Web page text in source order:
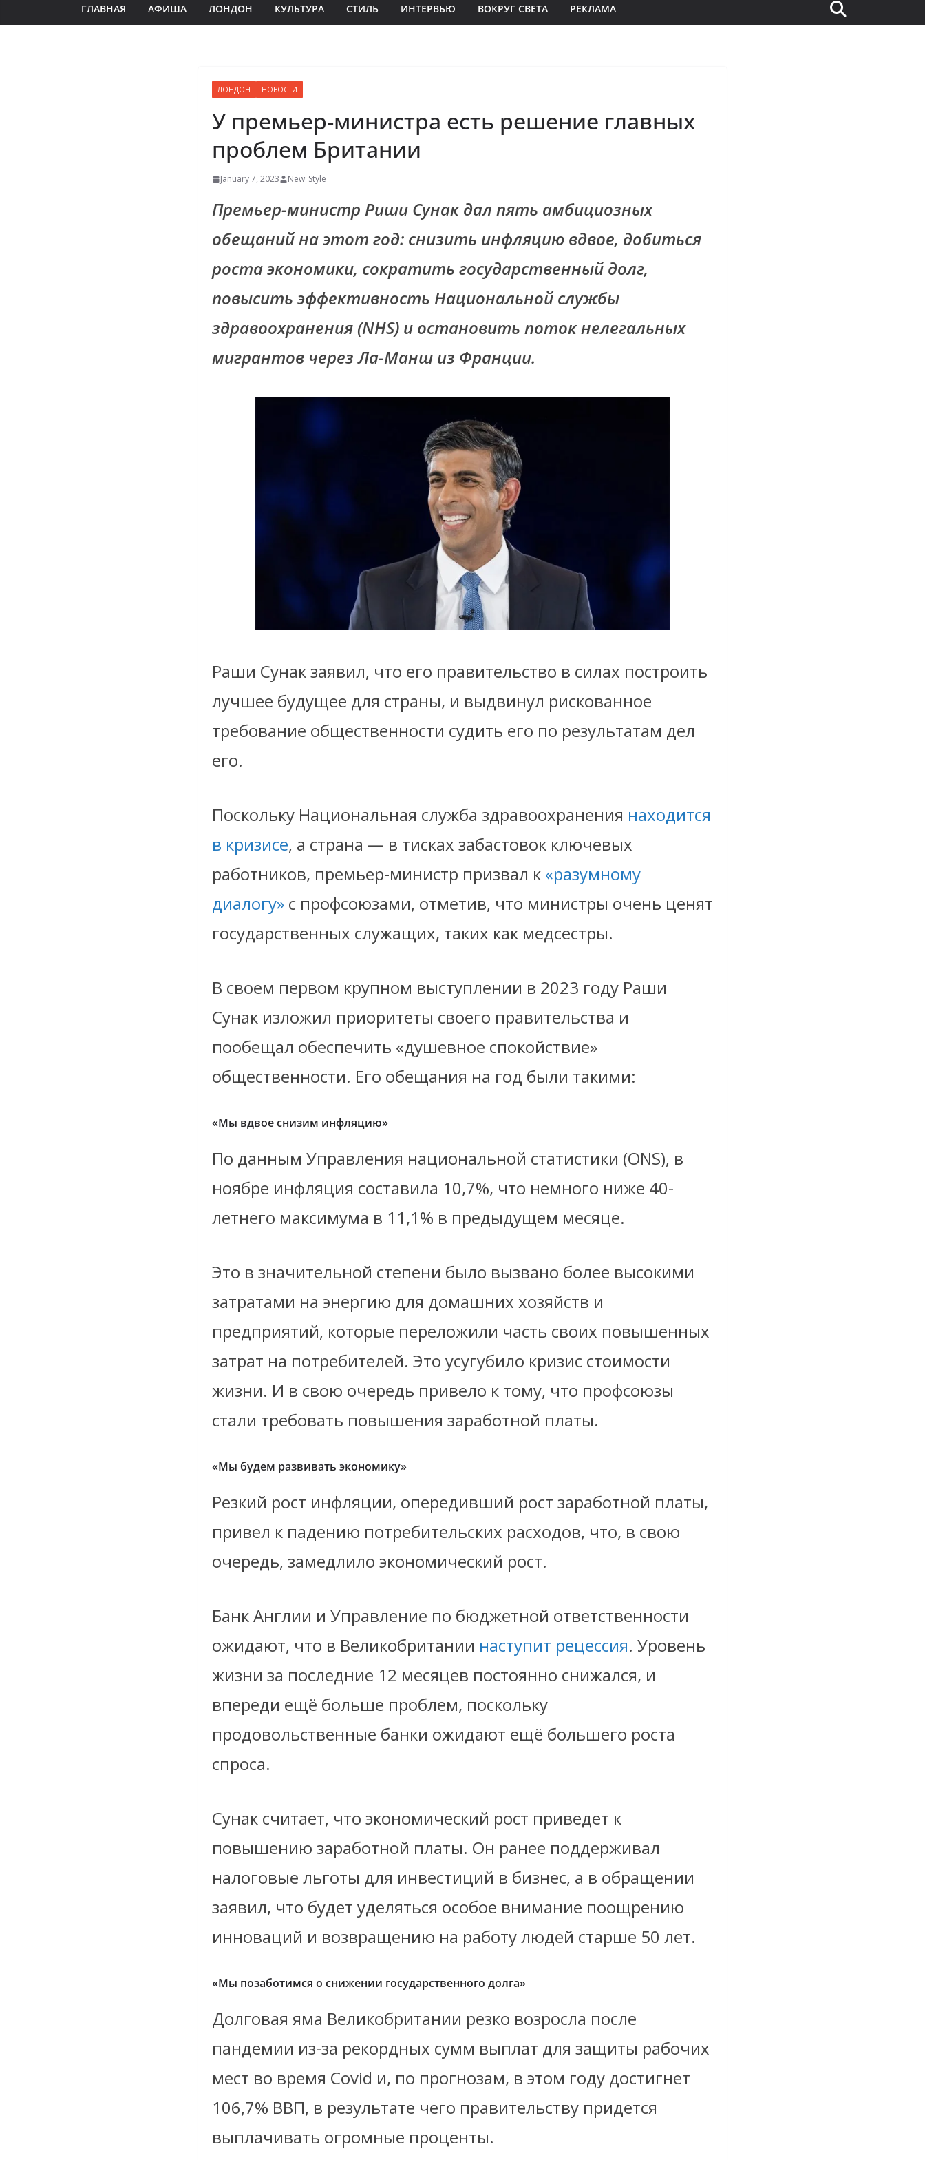
ГЛАВНАЯ АФИША ЛОНДОН КУЛЬТУРА СТИЛЬ ИНТЕРВЬЮ ВОКРУГ СВЕТА РЕКЛАМА
ЛОНДОН НОВОСТИ
У премьер-министра есть решение главных
проблем Британии
January 7, 2023 New_Style
Премьер-министр Риши Сунак дал пять амбициозных
обещаний на этот год: снизить инфляцию вдвое, добиться
роста экономики, сократить государственный долг,
повысить эффективность Национальной службы
здравоохранения (NHS) и остановить поток нелегальных
мигрантов через Ла-Манш из Франции.
Раши Сунак заявил, что его правительство в силах построить
лучшее будущее для страны, и выдвинул рискованное
требование общественности судить его по результатам дел
его.
Поскольку Национальная служба здравоохранения находится
в кризисе, а страна — в тисках забастовок ключевых
работников, премьер-министр призвал к «разумному
диалогу» с профсоюзами, отметив, что министры очень ценят
государственных служащих, таких как медсестры.
В своем первом крупном выступлении в 2023 году Раши
Сунак изложил приоритеты своего правительства и
пообещал обеспечить «душевное спокойствие»
общественности. Его обещания на год были такими:
«Мы вдвое снизим инфляцию»
По данным Управления национальной статистики (ONS), в
ноябре инфляция составила 10,7%, что немного ниже 40-
летнего максимума в 11,1% в предыдущем месяце.
Это в значительной степени было вызвано более высокими
затратами на энергию для домашних хозяйств и
предприятий, которые переложили часть своих повышенных
затрат на потребителей. Это усугубило кризис стоимости
жизни. И в свою очередь привело к тому, что профсоюзы
стали требовать повышения заработной платы.
«Мы будем развивать экономику»
Резкий рост инфляции, опередивший рост заработной платы,
привел к падению потребительских расходов, что, в свою
очередь, замедлило экономический рост.
Банк Англии и Управление по бюджетной ответственности
ожидают, что в Великобритании наступит рецессия. Уровень
жизни за последние 12 месяцев постоянно снижался, и
впереди ещё больше проблем, поскольку
продовольственные банки ожидают ещё большего роста
спроса.
Сунак считает, что экономический рост приведет к
повышению заработной платы. Он ранее поддерживал
налоговые льготы для инвестиций в бизнес, а в обращении
заявил, что будет уделяться особое внимание поощрению
инноваций и возвращению на работу людей старше 50 лет.
«Мы позаботимся о снижении государственного долга»
Долговая яма Великобритании резко возросла после
пандемии из-за рекордных сумм выплат для защиты рабочих
мест во время Covid и, по прогнозам, в этом году достигнет
106,7% ВВП, в результате чего правительству придется
выплачивать огромные проценты.